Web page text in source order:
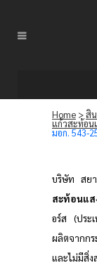
Home >สิ
แก้วสะท้อน
มอก. 543-
บริษัท สย
สะท้อนแส
อร์ส (ประ
ผลิตจากก
และไม่มีสิ่